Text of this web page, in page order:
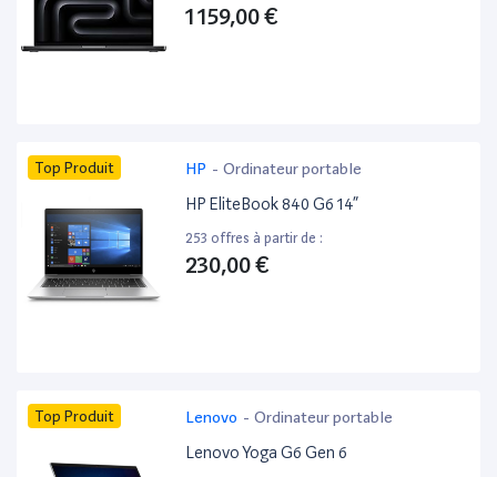
1 159,00 €
Top Produit HP - Ordinateur portable
HP EliteBook 840 G6 14”
253 offres à partir de :
230,00 €
Top Produit Lenovo - Ordinateur portable
Lenovo Yoga G6 Gen 6